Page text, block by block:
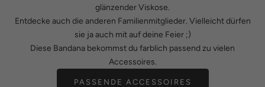
glänzender Viskose.
Entdecke auch die anderen Familienmitglieder. Vielleicht dürfen
sie ja auch mit auf deine Feier ;)
Diese Bandana bekommst du farblich passend zu vielen
Accessoires.
PASSENDE ACCESSOIRES